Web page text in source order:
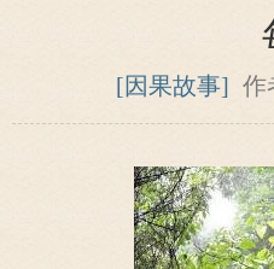
[因果故事] 作